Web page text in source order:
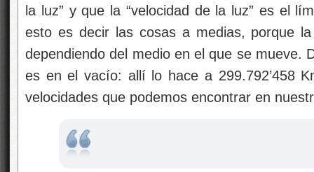
la luz” y que la “velocidad de la luz” es el
esto es decir las cosas a medias, porque
dependiendo del medio en el que se mueve.
es en el vacío: allí lo hace a 299.792’458
velocidades que podemos encontrar en